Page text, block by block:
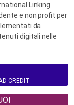
Linking
e non profit per
da
digitali nelle
CREDIT